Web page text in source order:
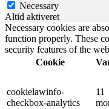
Necessary
Altid aktiveret
Necessary cookies are
function properly. These
security features of the
Cookie
cookielawinfo-
checkbox-analytics
11